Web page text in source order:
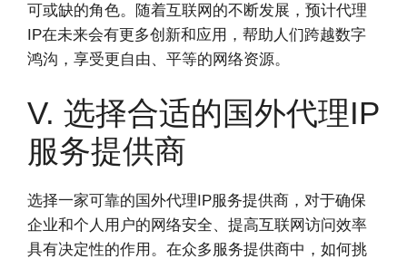
可或缺的角色。随着互联网的不断发展，预计代理
IP在未来会有更多创新和应用，帮助人们跨越数字
鸿沟，享受更自由、平等的网络资源。
V. 选择合适的国外代理IP
服务提供商
选择一家可靠的国外代理IP服务提供商，对于确保
企业和个人用户的网络安全、提高互联网访问效率
具有决定性的作用。在众多服务提供商中，如何挑